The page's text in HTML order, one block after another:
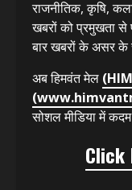
राजनीतिक, कृषि,
खबरों को प्रमुखता से
बार खबरों के असर के
अब हिमवंत मेल
सोशल मीडिया में
Click